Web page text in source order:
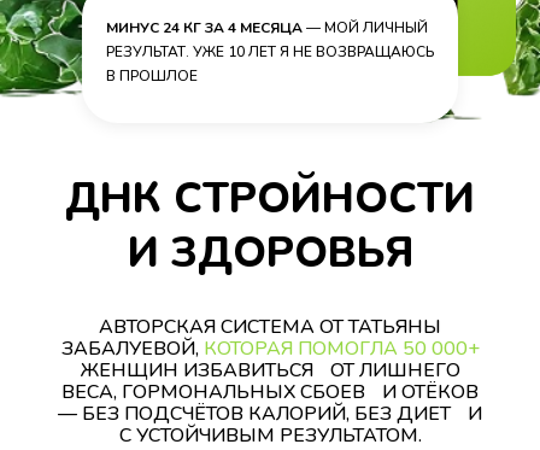
МИНУС 24 КГ ЗА 4 МЕСЯЦА— МОЙ ЛИЧНЫЙ
РЕЗУЛЬТАТ. УЖЕ 10 ЛЕТ Я НЕ ВОЗВРАЩАЮСЬ
В ПРОШЛОЕ
ДНК СТРОЙНОСТИ
И ЗДОРОВЬЯ
АВТОРСКАЯ СИСТЕМА ОТ ТАТЬЯНЫ
ЗАБАЛУЕВОЙ, КОТОРАЯ ПОМОГЛА 50 000+
ЖЕНЩИН ИЗБАВИТЬСЯ ОТ ЛИШНЕГО
ВЕСА, ГОРМОНАЛЬНЫХ СБОЕВ И ОТЁКОВ
— БЕЗ ПОДСЧЁТОВ КАЛОРИЙ, БЕЗ ДИЕТ И
С УСТОЙЧИВЫМ РЕЗУЛЬТАТОМ.